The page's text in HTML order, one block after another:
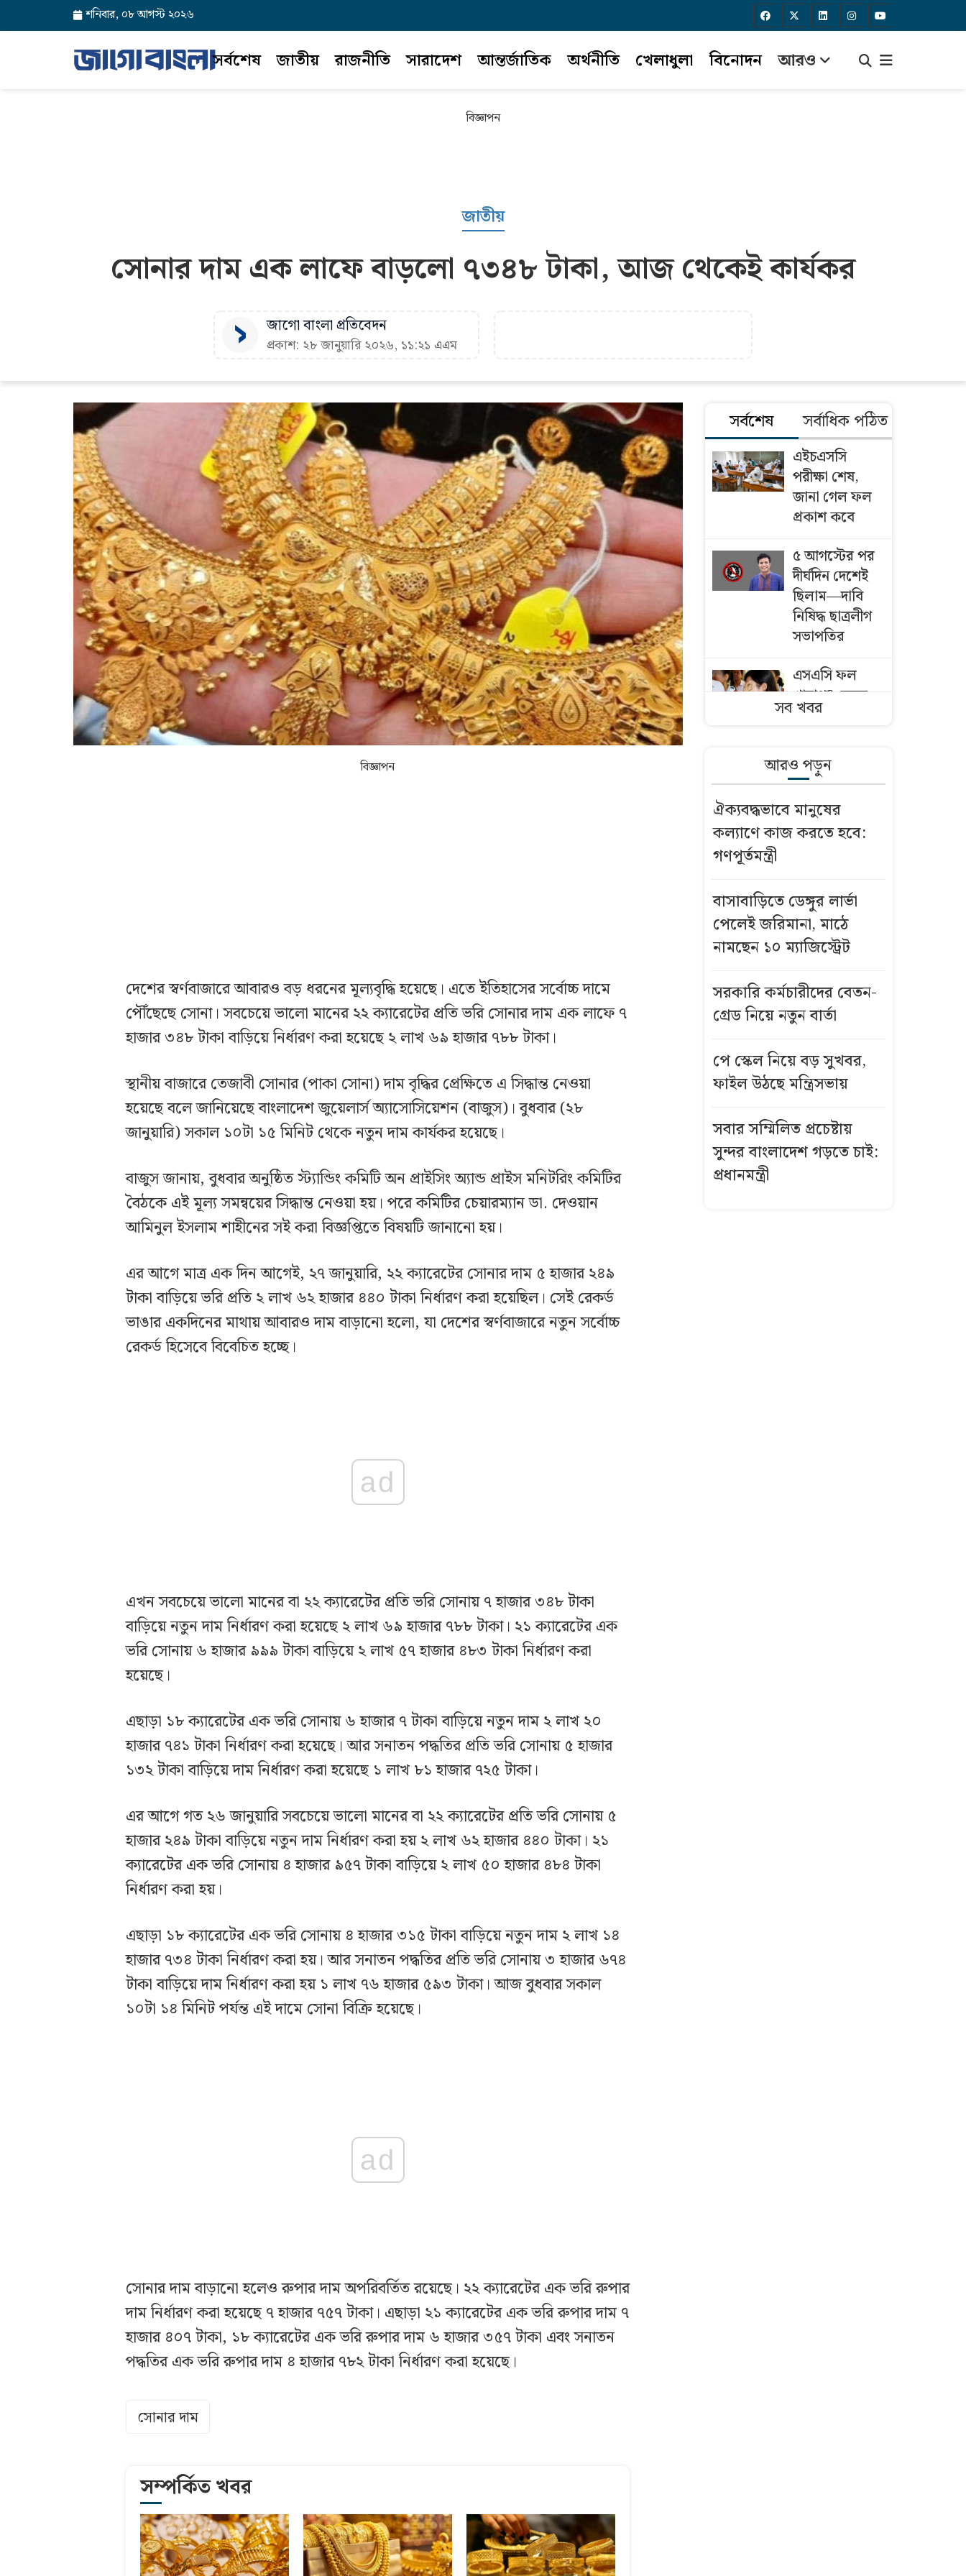
শনিবার, ০৮ আগস্ট ২০২৬
সর্বশেষ জাতীয় রাজনীতি সারাদেশ আন্তর্জাতিক অর্থনীতি খেলাধুলা বিনোদন আরও
বিজ্ঞাপন
জাতীয়
সোনার দাম এক লাফে বাড়লো ৭৩৪৮ টাকা, আজ থেকেই কার্যকর
জাগো বাংলা প্রতিবেদন
প্রকাশ: ২৮ জানুয়ারি ২০২৬, ১১:২১ এএম
বিজ্ঞাপন
দেশের স্বর্ণবাজারে আবারও বড় ধরনের মূল্যবৃদ্ধি হয়েছে। এতে ইতিহাসের সর্বোচ্চ দামে
পৌঁছেছে সোনা। সবচেয়ে ভালো মানের ২২ ক্যারেটের প্রতি ভরি সোনার দাম এক লাফে ৭
হাজার ৩৪৮ টাকা বাড়িয়ে নির্ধারণ করা হয়েছে ২ লাখ ৬৯ হাজার ৭৮৮ টাকা।
স্থানীয় বাজারে তেজাবী সোনার (পাকা সোনা) দাম বৃদ্ধির প্রেক্ষিতে এ সিদ্ধান্ত নেওয়া
হয়েছে বলে জানিয়েছে বাংলাদেশ জুয়েলার্স অ্যাসোসিয়েশন (বাজুস)। বুধবার (২৮
জানুয়ারি) সকাল ১০টা ১৫ মিনিট থেকে নতুন দাম কার্যকর হয়েছে।
বাজুস জানায়, বুধবার অনুষ্ঠিত স্ট্যান্ডিং কমিটি অন প্রাইসিং অ্যান্ড প্রাইস মনিটরিং কমিটির
বৈঠকে এই মূল্য সমন্বয়ের সিদ্ধান্ত নেওয়া হয়। পরে কমিটির চেয়ারম্যান ডা. দেওয়ান
আমিনুল ইসলাম শাহীনের সই করা বিজ্ঞপ্তিতে বিষয়টি জানানো হয়।
এর আগে মাত্র এক দিন আগেই, ২৭ জানুয়ারি, ২২ ক্যারেটের সোনার দাম ৫ হাজার ২৪৯
টাকা বাড়িয়ে ভরি প্রতি ২ লাখ ৬২ হাজার ৪৪০ টাকা নির্ধারণ করা হয়েছিল। সেই রেকর্ড
ভাঙার একদিনের মাথায় আবারও দাম বাড়ানো হলো, যা দেশের স্বর্ণবাজারে নতুন সর্বোচ্চ
রেকর্ড হিসেবে বিবেচিত হচ্ছে।
ad
এখন সবচেয়ে ভালো মানের বা ২২ ক্যারেটের প্রতি ভরি সোনায় ৭ হাজার ৩৪৮ টাকা
বাড়িয়ে নতুন দাম নির্ধারণ করা হয়েছে ২ লাখ ৬৯ হাজার ৭৮৮ টাকা। ২১ ক্যারেটের এক
ভরি সোনায় ৬ হাজার ৯৯৯ টাকা বাড়িয়ে ২ লাখ ৫৭ হাজার ৪৮৩ টাকা নির্ধারণ করা
হয়েছে।
এছাড়া ১৮ ক্যারেটের এক ভরি সোনায় ৬ হাজার ৭ টাকা বাড়িয়ে নতুন দাম ২ লাখ ২০
হাজার ৭৪১ টাকা নির্ধারণ করা হয়েছে। আর সনাতন পদ্ধতির প্রতি ভরি সোনায় ৫ হাজার
১৩২ টাকা বাড়িয়ে দাম নির্ধারণ করা হয়েছে ১ লাখ ৮১ হাজার ৭২৫ টাকা।
এর আগে গত ২৬ জানুয়ারি সবচেয়ে ভালো মানের বা ২২ ক্যারেটের প্রতি ভরি সোনায় ৫
হাজার ২৪৯ টাকা বাড়িয়ে নতুন দাম নির্ধারণ করা হয় ২ লাখ ৬২ হাজার ৪৪০ টাকা। ২১
ক্যারেটের এক ভরি সোনায় ৪ হাজার ৯৫৭ টাকা বাড়িয়ে ২ লাখ ৫০ হাজার ৪৮৪ টাকা
নির্ধারণ করা হয়।
এছাড়া ১৮ ক্যারেটের এক ভরি সোনায় ৪ হাজার ৩১৫ টাকা বাড়িয়ে নতুন দাম ২ লাখ ১৪
হাজার ৭৩৪ টাকা নির্ধারণ করা হয়। আর সনাতন পদ্ধতির প্রতি ভরি সোনায় ৩ হাজার ৬৭৪
টাকা বাড়িয়ে দাম নির্ধারণ করা হয় ১ লাখ ৭৬ হাজার ৫৯৩ টাকা। আজ বুধবার সকাল
১০টা ১৪ মিনিট পর্যন্ত এই দামে সোনা বিক্রি হয়েছে।
ad
সোনার দাম বাড়ানো হলেও রুপার দাম অপরিবর্তিত রয়েছে। ২২ ক্যারেটের এক ভরি রুপার
দাম নির্ধারণ করা হয়েছে ৭ হাজার ৭৫৭ টাকা। এছাড়া ২১ ক্যারেটের এক ভরি রুপার দাম ৭
হাজার ৪০৭ টাকা, ১৮ ক্যারেটের এক ভরি রুপার দাম ৬ হাজার ৩৫৭ টাকা এবং সনাতন
পদ্ধতির এক ভরি রুপার দাম ৪ হাজার ৭৮২ টাকা নির্ধারণ করা হয়েছে।
সোনার দাম
সম্পর্কিত খবর
সর্বশেষ সর্বাধিক পঠিত
এইচএসসি
পরীক্ষা শেষ,
জানা গেল ফল
প্রকাশ কবে
৫ আগস্টের পর
দীর্ঘদিন দেশেই
ছিলাম—দাবি
নিষিদ্ধ ছাত্রলীগ
সভাপতির
এসএসি ফল
খারাপ? যেসব
সন্দেহ হলে খাতা
উচিত
অনীহা, ছয়তলা
ভবনের কার্নিশে
এসএসসির ফল
মনঃপুত না হলে
করা যাবে
সময় জানাল
বোর্ড
অস্ত্রোপচারের
পর কেমন
আছেন মিঠুন
চক্রবর্তী?
বিশাল অজগরের
সব খবর
আরও পড়ুন
ঐক্যবদ্ধভাবে মানুষের
কল্যাণে কাজ করতে হবে:
গণপূর্তমন্ত্রী
বাসাবাড়িতে ডেঙ্গুর লার্ভা
পেলেই জরিমানা, মাঠে
নামছেন ১০ ম্যাজিস্ট্রেট
সরকারি কর্মচারীদের বেতন-
গ্রেড নিয়ে নতুন বার্তা
পে স্কেল নিয়ে বড় সুখবর,
ফাইল উঠছে মন্ত্রিসভায়
সবার সম্মিলিত প্রচেষ্টায়
সুন্দর বাংলাদেশ গড়তে চাই:
প্রধানমন্ত্রী